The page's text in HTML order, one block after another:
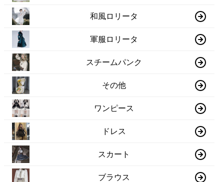
和風ロリータ
軍服ロリータ
スチームパンク
その他
ワンピース
ドレス
スカート
ブラウス